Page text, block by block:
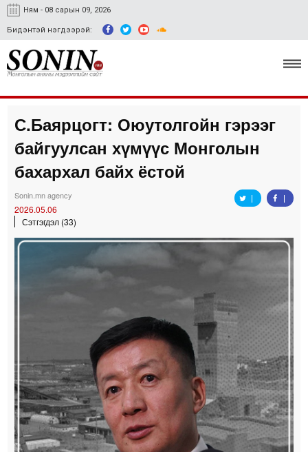
Ням - 08 сарын 09, 2026
Бидэнтэй нэгдээрэй:
Улс төр, эдийн засаг
Гэмт хэрэг
Easy news
С.Баярцогт: Оюутолгойн гэрээг
байгуулсан хүмүүс Монголын
бахархал байх ёстой
Sonin.mn agency
2026.05.06
Сэтгэгдэл (33)